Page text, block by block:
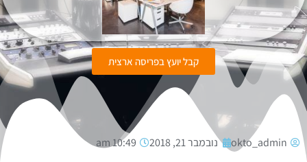
קבל יועץ בפריסה ארצית
okto_admin נובמבר 21, 2018 10:49 am